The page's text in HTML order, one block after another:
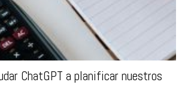
ChatGPT a planificar nuestros